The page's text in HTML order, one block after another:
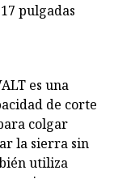
pulgadas
es una
de corte
colgar
la sierra sin
utiliza